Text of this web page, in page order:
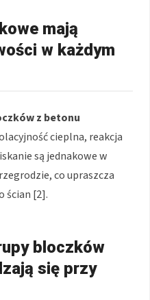
mają
w każdym
z betonu
cieplna, reakcja
są jednakowe w
co upraszcza
ścian [2].
bloczków
się przy